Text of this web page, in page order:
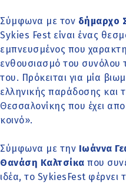
Σύμφωνα με τον δήμαρχο
Sykies Fest είναι ένας
εμπνευσμένος που
ενθουσιασμό του συνόλου
του. Πρόκειται για μία
ελληνικής παράδοσης και
Θεσσαλονίκης που έχει
κοινό».
Σύμφωνα με την Ιωάννα
Θανάση Καλτσίκα που
ιδέα, το SykiesFest φέρνει